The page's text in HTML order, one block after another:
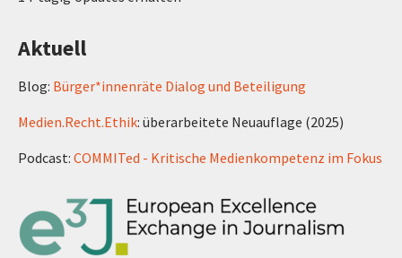
Aktuell
Blog: Bürger*innenräte Dialog und Beteiligung
Medien.Recht.Ethik: überarbeitete Neuauflage (2025)
Podcast: COMMITed - Kritische Medienkompetenz im Fokus